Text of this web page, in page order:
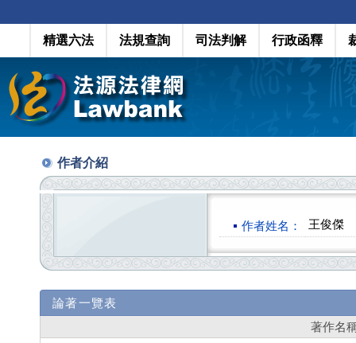
精選六法 法規查詢 司法判解 行政函釋
作者介紹
作者姓名： 王俊傑
論著一覽表
著作名